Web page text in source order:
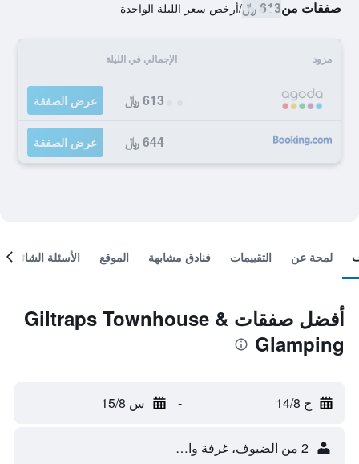
صفقات من613 ﷼ /أرخص سعر الليلة الواحدة
مزود الإجمالي في الليلة
613 ﷼ عرض الصفقة
644 ﷼ عرض الصفقة
لمحة عن التقييمات فنادق مشابهة الموقع الأسئلة الشائعة
أفضل صفقات Giltraps Townhouse &
Glamping
ج 14/8 - س 15/8
2 من الضيوف، غرفة واحدة